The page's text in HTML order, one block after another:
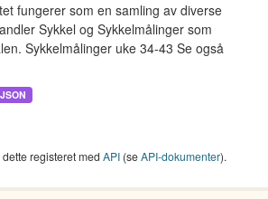
fungerer som en samling av diverse
Sykkel og Sykkelmålinger som
Sykkelmålinger uke 34-43 Se også
registeret med API (seAPI-dokumenter).